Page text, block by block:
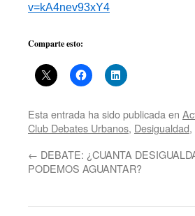
v=kA4nev93xY4
Comparte esto:
Esta entrada ha sido publicada en
Club Debates Urbanos, Desigualdad,
← DEBATE: ¿CUANTA
PODEMOS AGUANTAR?